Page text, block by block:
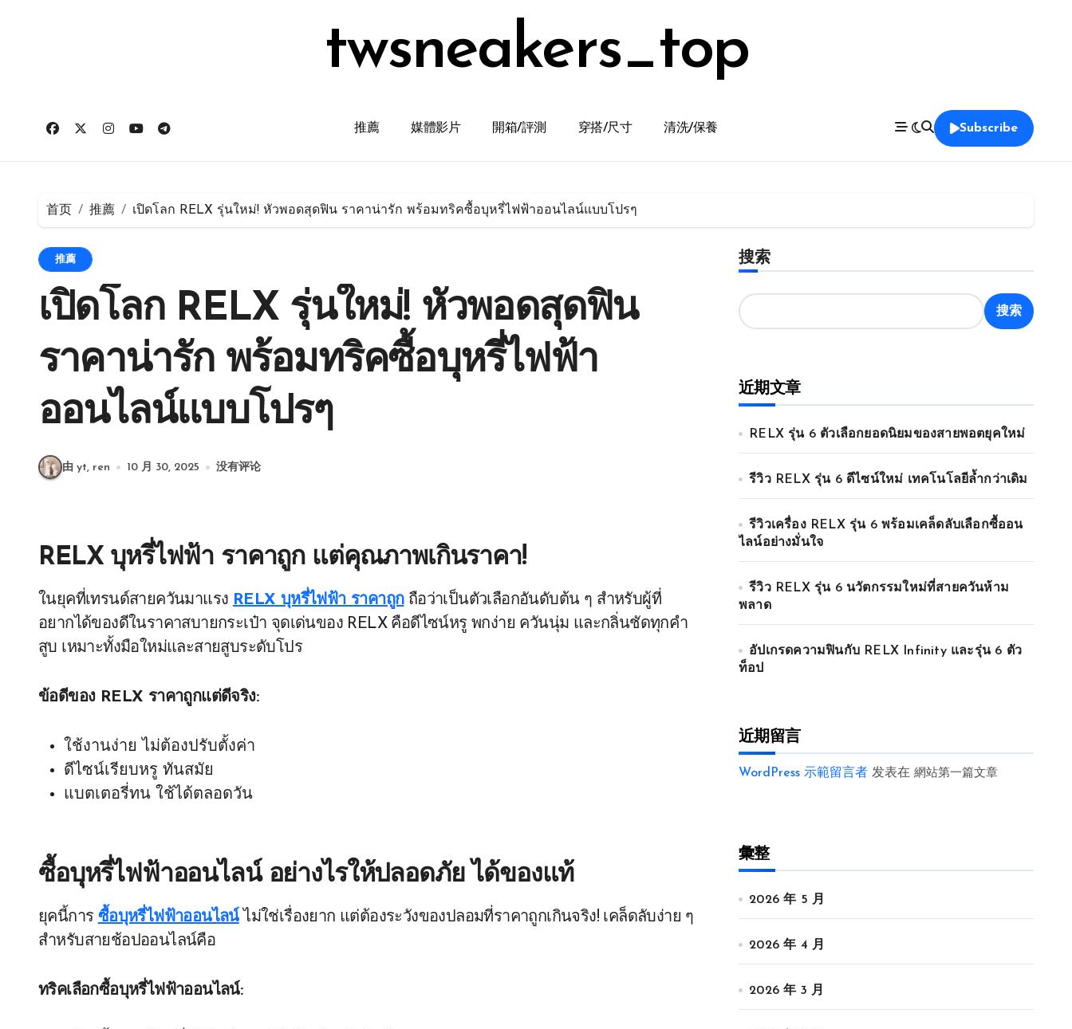
twsneakers_top
推薦 媒體影片 開箱/評測 穿搭/尺寸 清洗/保養 Subscribe
首页 推薦 เปิดโลก RELX รุ่นใหม่! หัวพอดสุดฟิน ราคาน่ารัก พร้อมทริคซื้อบุหรี่ไฟฟ้าออนไลน์แบบโปรๆ
推薦
เปิดโลก RELX รุ่นใหม่! หัวพอดสุดฟิน
ราคาน่ารัก พร้อมทริคซื้อบุหรี่ไฟฟ้า
ออนไลน์แบบโปรๆ
由 yt, ren 10 月 30, 2025 没有评论
RELX บุหรี่ไฟฟ้า ราคาถูก แต่คุณภาพเกินราคา!
ในยุคที่เทรนด์สายควันมาแรง RELX บุหรี่ไฟฟ้า ราคาถูกถือว่าเป็นตัวเลือกอันดับต้น ๆ สำหรับผู้ที่
อยากได้ของดีในราคาสบายกระเป๋า จุดเด่นของ RELX คือดีไซน์หรู พกง่าย ควันนุ่ม และกลิ่นชัดทุกคำ
สูบ เหมาะทั้งมือใหม่และสายสูบระดับโปร
ข้อดีของ RELX ราคาถูกแต่ดีจริง:
ใช้งานง่าย ไม่ต้องปรับตั้งค่า
ดีไซน์เรียบหรู ทันสมัย
แบตเตอรี่ทน ใช้ได้ตลอดวัน
ซื้อบุหรี่ไฟฟ้าออนไลน์ อย่างไรให้ปลอดภัย ได้ของแท้
ยุคนี้การ ซื้อบุหรี่ไฟฟ้าออนไลน์ไม่ใช่เรื่องยาก แต่ต้องระวังของปลอมที่ราคาถูกเกินจริง! เคล็ดลับง่าย ๆ
สำหรับสายช้อปออนไลน์คือ
ทริคเลือกซื้อบุหรี่ไฟฟ้าออนไลน์:
搜索
搜索
近期文章
RELX รุ่น 6 ตัวเลือกยอดนิยมของสายพอตยุคใหม่
รีวิว RELX รุ่น 6 ดีไซน์ใหม่ เทคโนโลยีล้ำกว่าเดิม
รีวิวเครื่อง RELX รุ่น 6 พร้อมเคล็ดลับเลือกซื้ออน
ไลน์อย่างมั่นใจ
รีวิว RELX รุ่น 6 นวัตกรรมใหม่ที่สายควันห้าม
พลาด
อัปเกรดความฟินกับ RELX Infinity และรุ่น 6 ตัว
ท็อป
近期留言
WordPress 示範留言者 发表在 網站第一篇文章
彙整
2026 年 5 月
2026 年 4 月
2026 年 3 月